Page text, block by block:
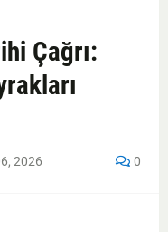
Çağrı:
2026 0